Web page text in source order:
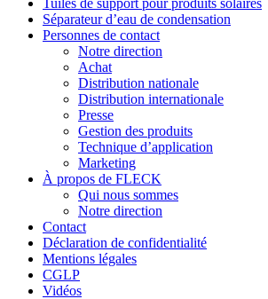
Tuiles de support pour produits solaires
Séparateur d’eau de condensation
Personnes de contact
Notre direction
Achat
Distribution nationale
Distribution internationale
Presse
Gestion des produits
Technique d’application
Marketing
À propos de FLECK
Qui nous sommes
Notre direction
Contact
Déclaration de confidentialité
Mentions légales
CGLP
Vidéos